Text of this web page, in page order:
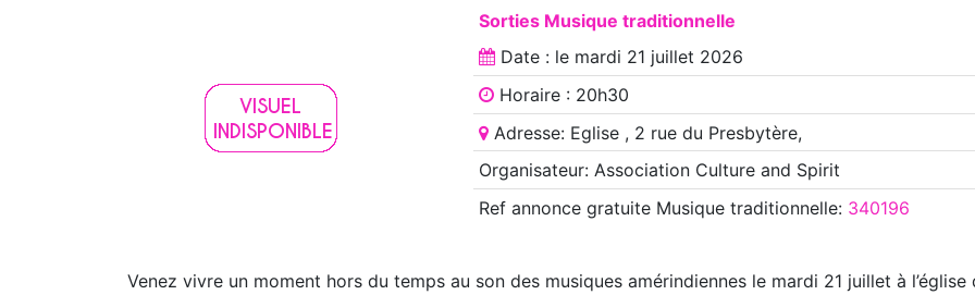
Sorties Musique traditionnelle
Date : le mardi 21 juillet 2026
Horaire : 20h30
Adresse: Eglise , 2 rue du Presbytère,
Organisateur: Association Culture and Spirit
Ref annoncegratuite Musique traditionnelle: 340196
Venez vivre un moment hors du temps au son des musiques amérindiennes le mardi 21 juillet à